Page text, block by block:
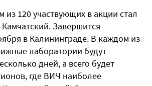
120 участвующих в акции стал
Завершится
в Калининграде. В каждом из
лаборатории будут
дней, а всего будет
где ВИЧ наиболее